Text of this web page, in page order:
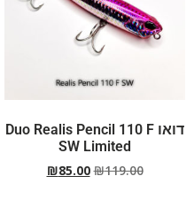
דואו Duo Realis Pencil 110 F
SW Limited
₪119.00
₪85.00